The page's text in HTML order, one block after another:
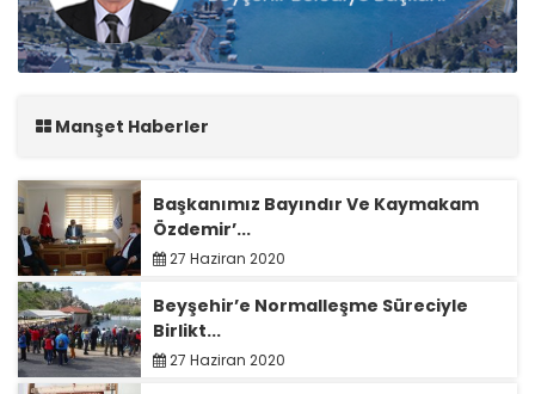
Manşet Haberler
Başkanımız Bayındır Ve Kaymakam
Özdemir’...
27 Haziran 2020
Beyşehir’e Normalleşme Süreciyle
Birlikt...
27 Haziran 2020